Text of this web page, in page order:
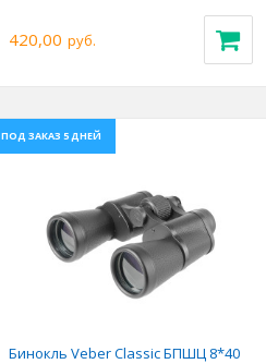
420,00 руб.
ПОД ЗАКАЗ 5 ДНЕЙ
Previous
Бинокль Veber Classic БПШЦ 8*40